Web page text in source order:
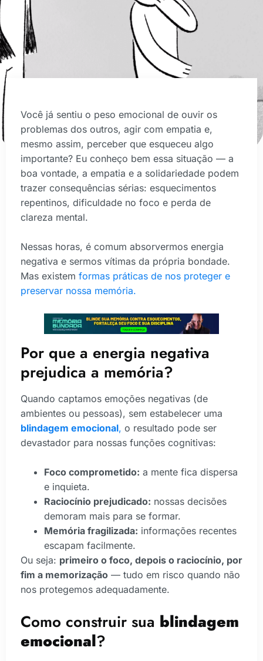
Você já sentiu o peso emocional de ouvir os
problemas dos outros, agir com empatia e,
mesmo assim, perceber que esqueceu algo
importante? Eu conheço bem essa situação — a
boa vontade, a empatia e a solidariedade podem
trazer consequências sérias: esquecimentos
repentinos, dificuldade no foco e perda de
clareza mental.
Nessas horas, é comum absorvermos energia
negativa e sermos vítimas da própria bondade.
Mas existem formas práticas de nos proteger e
preservar nossa memória.
Por que a energia negativa
prejudica a memória?
Quando captamos emoções negativas (de
ambientes ou pessoas), sem estabelecer uma
blindagem emocional, o resultado pode ser
devastador para nossas funções cognitivas:
Foco comprometido: a mente fica dispersa
e inquieta.
Raciocínio prejudicado: nossas decisões
demoram mais para se formar.
Memória fragilizada: informações recentes
escapam facilmente.
Ou seja: primeiro o foco, depois o raciocínio, por
fim a memorização — tudo em risco quando não
nos protegemos adequadamente.
Como construir sua blindagem
emocional?